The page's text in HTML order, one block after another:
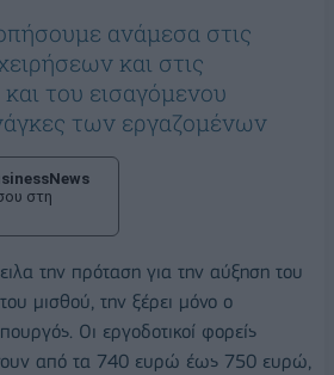
ανάμεσα στις
και στις
του εισαγόμενου
των εργαζομένων
στη
την πρόταση για την αύξηση του
μισθού, την ξέρει μόνο ο
Οι εργοδοτικοί φορείς
από τα 740 ευρώ έως 750 ευρώ,